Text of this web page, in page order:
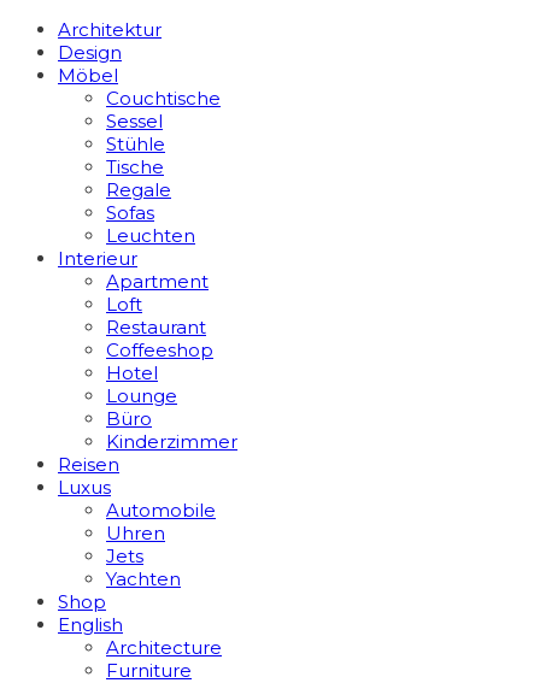
Architektur
Design
Möbel
Couchtische
Sessel
Stühle
Tische
Regale
Sofas
Leuchten
Interieur
Apart­ment
Loft
Restaurant
Coffeeshop
Hotel
Lounge
Büro
Kinderzimmer
Reisen
Luxus
Automobile
Uhren
Jets
Yachten
Shop
English
Architecture
Furniture